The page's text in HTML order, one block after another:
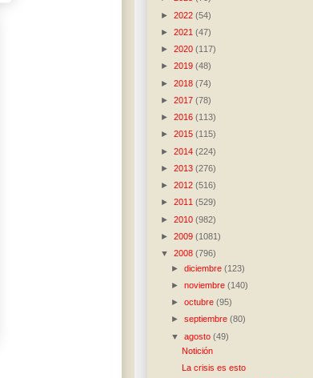
► 2022 (54)
► 2021 (47)
► 2020 (117)
► 2019 (48)
► 2018 (74)
► 2017 (78)
► 2016 (113)
► 2015 (115)
► 2014 (224)
► 2013 (276)
► 2012 (516)
► 2011 (529)
► 2010 (982)
► 2009 (1081)
▼ 2008 (796)
►diciembre(123)
►noviembre(140)
►octubre(95)
►septiembre(80)
▼agosto(49)
Notición
La crisis es esto